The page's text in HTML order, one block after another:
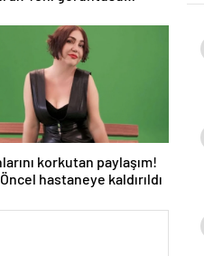
korkutan paylaşım!
hastaneye kaldırıldı